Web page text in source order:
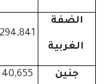
الضفة
الغربية
294,841
جنين 40,655